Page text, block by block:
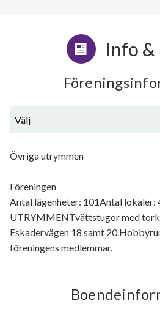
Info
Välj
Övriga utrymmen
Föreningen
Antal lägenheter: 101Antal
UTRYMMENTvättstugor med
Eskadervägen 18 samt
föreningens medlemmar.